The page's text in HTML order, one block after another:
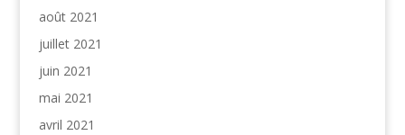
août 2021
juillet 2021
juin 2021
mai 2021
avril 2021